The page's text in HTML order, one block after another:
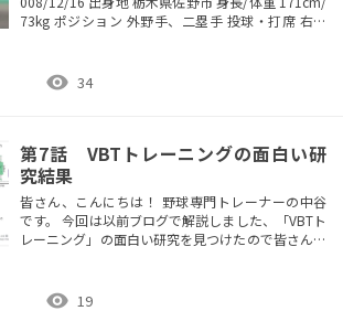
73kg ポジション 外野手、二塁手 投球・打席 右投
の小柄な外野手。中堅からの好送球で補殺を奪い、
打撃においても高校通算19本塁打を記録する左の好
visibility 34
第7話 VBTトレーニングの面白い研
究結果
皆さん、こんにちは！ 野球専門トレーナーの中谷
です。 今回は以前ブログで解説しました、「VBTト
レーニング」の面白い研究を見つけたので皆さんに
ンプとスプリントに有効か」というテーマです。 結
visibility 19